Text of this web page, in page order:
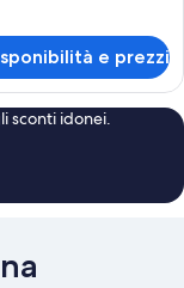
e prezzi
sconti idonei.